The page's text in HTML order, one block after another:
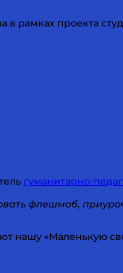
в рамках проекта
гуманитарно-
флешмоб,
нашу «Маленькую